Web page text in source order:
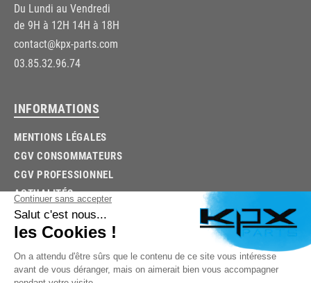
Du Lundi au Vendredi
de 9H à 12H 14H à 18H
contact@kpx-parts.com
03.85.32.96.74
INFORMATIONS
MENTIONS LÉGALES
CGV CONSOMMATEURS
CGV PROFESSIONNEL
ACTUALITÉS